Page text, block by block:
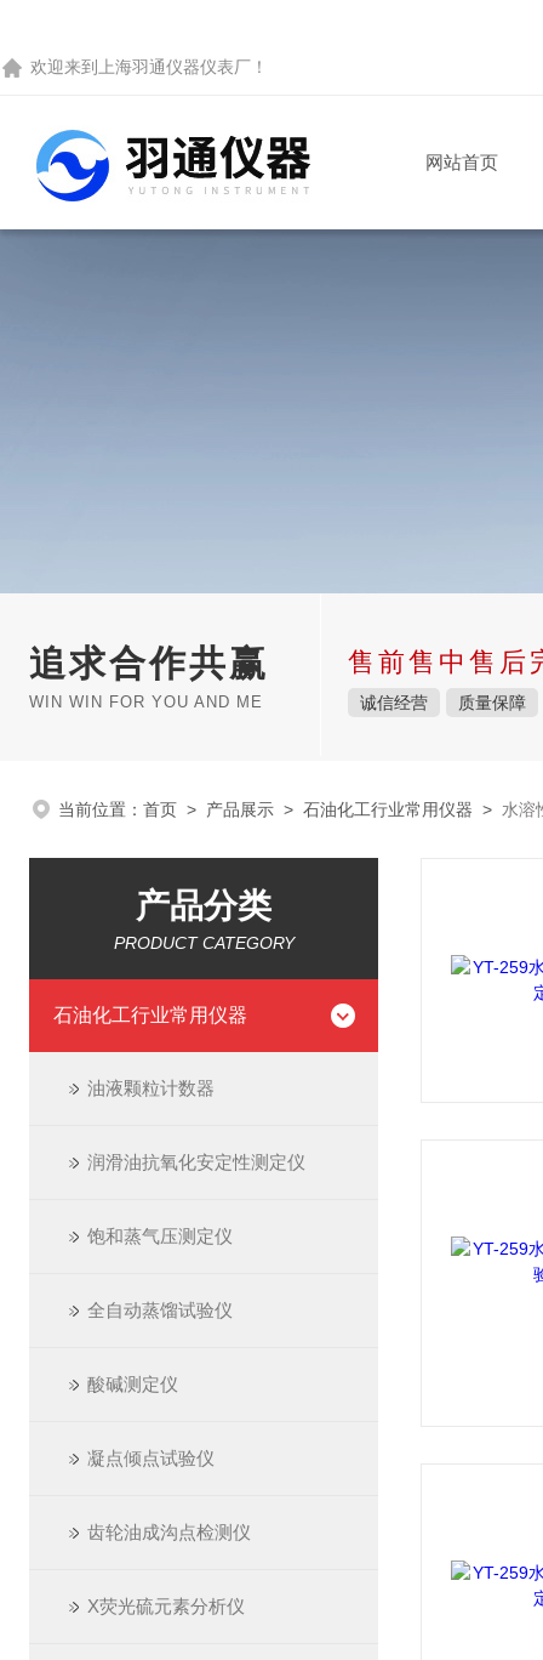
欢迎来到 上海羽通仪器仪表厂 ！
网站首页
追求合作共赢
WIN WIN FOR YOU AND ME
售前售中售后
诚信经营 质量保障
当前位置： 首页 > 产品展示 > 石油化工行业常用仪器 > 水溶
产品分类
PRODUCT CATEGORY
石油化工行业常用仪器
油液颗粒计数器
润滑油抗氧化安定性测定仪
饱和蒸气压测定仪
全自动蒸馏试验仪
酸碱测定仪
凝点倾点试验仪
齿轮油成沟点检测仪
X荧光硫元素分析仪